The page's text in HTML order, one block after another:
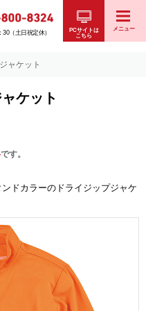
30（土日祝定休）
PCサイトは
こちら
メニュー
ャケット
ケット
です。
ドカラーのドライジップジャケ